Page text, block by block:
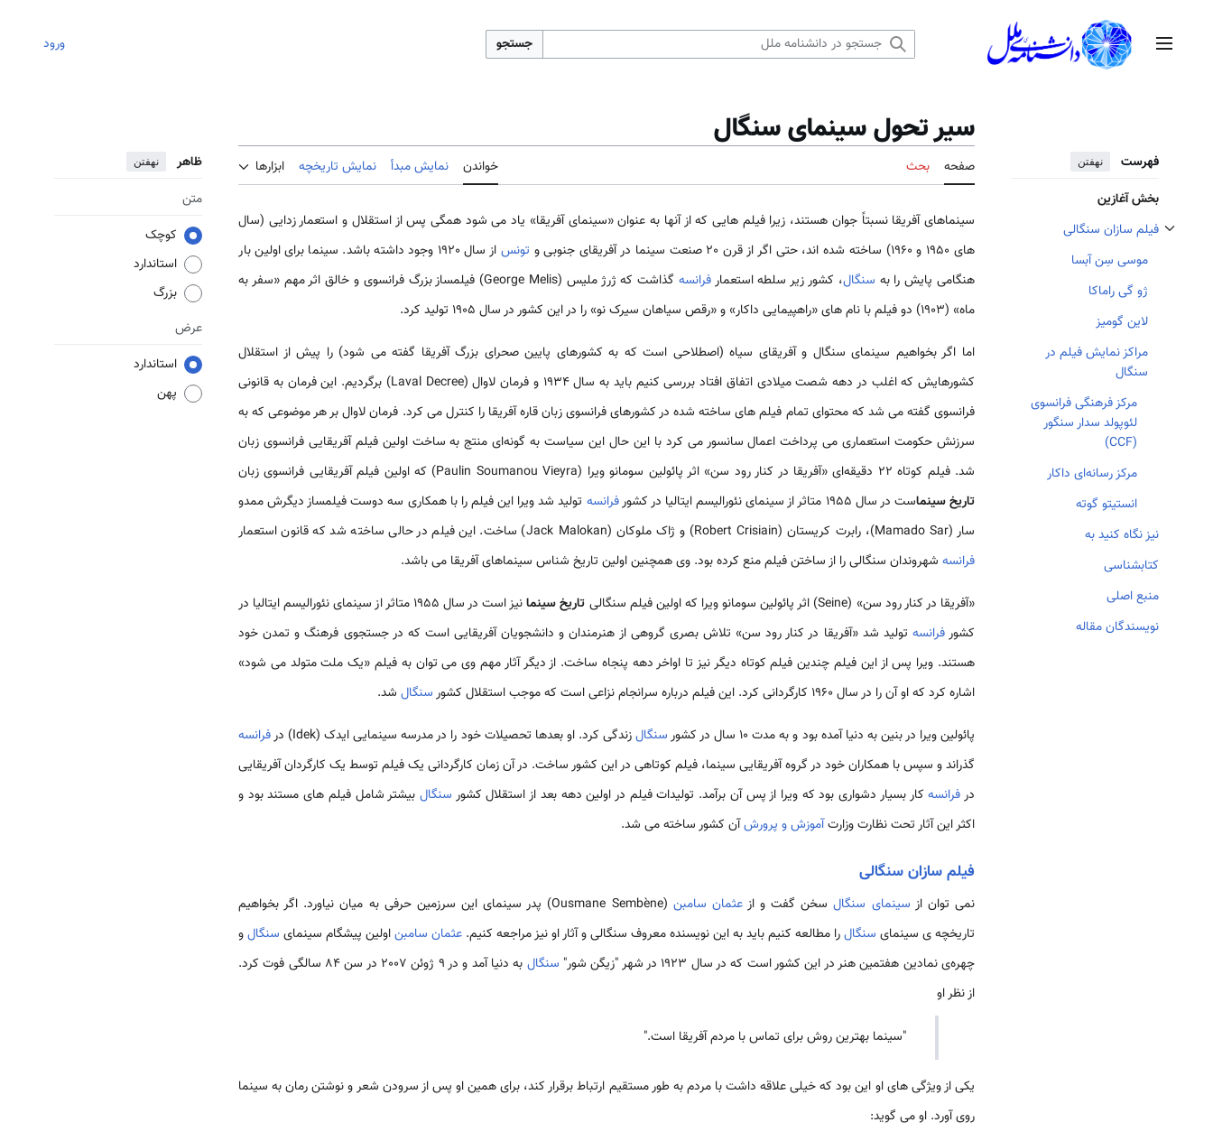
منوی اصلی جستجو ورود
فهرست نهفتن
بخش آغازین
فیلم سازان سنگالی
تغییر وضعیت زیربخش‌های فیلم سازان سنگالی
موسی سِن آبسا
ژو گی راماکا
لاین گومیز
مراکز نمایش فیلم در
سنگال
مرکز فرهنگی فرانسوی
لئوپولد سدار سنگور
(CCF)
مرکز رسانه‌ای داکار
انستیتو گوته
نیز نگاه کنید به
کتابشناسی
منبع اصلی
نویسندگان مقاله
سیر تحول سینمای سنگال
صفحه بحث خواندن نمایش مبدأ نمایش تاریخچه ابزارها ظاهر نهفتن
متن
کوچک
استاندارد
بزرگ
عرض
استاندارد
پهن
سینماهای آفریقا نسبتاً جوان هستند، زیرا فیلم هایی که از آنها به عنوان «سینمای آفریقا» یاد می شود همگی پس از استقلال و استعمار زدایی (سال
های 1950 و 1960) ساخته شده اند، حتی اگر از قرن 20 صنعت سینما در آفریقای جنوبی و
تونس
از سال 1920 وجود داشته باشد. سینما برای اولین بار
هنگامی پایش را به سنگال، کشور زیر سلطه استعمارفرانسه
گذاشت که ژرژ ملیس (George Melis) فیلمساز بزرگ فرانسوی و خالق اثر مهم «سفر به
ماه» (۱۹۰۳) دو فیلم با نام های «راهپیمایی داکار» و «رقص سیاهان سیرک نو» را در این کشور در سال ۱۹۰۵ تولید کرد.
اما اگر بخواهیم سینمای سنگال و آفریقای سیاه (اصطلاحی است که به کشورهای پایین صحرای بزرگ آفریقا گفته می شود) را پیش از استقلال
کشورهایش که اغلب در دهه شصت میلادی اتفاق افتاد بررسی کنیم باید به سال ۱۹۳۴ و فرمان لاوال (Laval Decree) برگردیم. این فرمان به قانونی
فرانسوی گفته می شد که محتوای تمام فیلم های ساخته شده در کشورهای فرانسوی زبان قاره آفریقا را کنترل می کرد. فرمان لاوال بر هر موضوعی که به
سرزنش حکومت استعماری می پرداخت اعمال سانسور می کرد با این حال این سیاست به گونه‌ای منتج به ساخت اولین فیلم آفریقایی فرانسوی زبان
شد. فیلم کوتاه ۲۲ دقیقه‌ای «آفریقا در کنار رود سن» اثر پائولین سومانو ویرا (Paulin Soumanou Vieyra) که اولین فیلم آفریقایی فرانسوی زبان
تاریخ سینماست در سال ۱۹۵۵ متاثر از سینمای نئورالیسم ایتالیا در کشور فرانسه تولید شد ویرا این فیلم را با همکاری سه دوست فیلمساز دیگرش ممدو
سار (Mamado Sar)، رابرت کریستان (Robert Crisiain) و ژاک ملوکان (Jack Malokan) ساخت. این فیلم در حالی ساخته شد که قانون استعمار
فرانسه شهروندان سنگالی را از ساختن فیلم منع کرده بود. وی همچنین اولین تاریخ شناس سینماهای آفریقا می باشد.
«آفریقا در کنار رود سن» (Seine) اثر پائولین سومانو ویرا که اولین فیلم سنگالی تاریخ سینما
نیز است در سال ۱۹۵۵ متاثر از سینمای نئورالیسم ایتالیا در
کشورفرانسه تولید شد «آفریقا در کنار رود سن» تلاش بصری گروهی از هنرمندان و دانشجویان آفریقایی است که در جستجوی فرهنگ و تمدن خود
هستند. ویرا پس از این فیلم چندین فیلم کوتاه دیگر نیز تا اواخر دهه پنجاه ساخت. از دیگر آثار مهم وی می توان به فیلم «یک ملت متولد می شود»
اشاره کرد که او آن را در سال ۱۹۶۰ کارگردانی کرد. این فیلم درباره سرانجام نزاعی است که موجب استقلال کشور
سنگال شد.
پائولین ویرا در بنین به دنیا آمده بود و به مدت ۱۰ سال در کشور سنگالزندگی کرد. او بعدها تحصیلات خود را در مدرسه سینمایی ایدک (Idek) در
فرانسه
گذراند و سپس با همکاران خود در گروه آفریقایی سینما، فیلم کوتاهی در این کشور ساخت. در آن زمان کارگردانی یک فیلم توسط یک کارگردان آفریقایی
درفرانسهکار بسیار دشواری بود که ویرا از پس آن برآمد. تولیدات فیلم در اولین دهه بعد از استقلال کشور سنگال بیشتر شامل فیلم های مستند بود و
اکثر این آثار تحت نظارت وزارتآموزش و پرورشآن کشور ساخته می شد.
فیلم سازان سنگالی
نمی توان از سینمای سنگالسخن گفت و ازعثمان ‌سامبن
(Ousmane Sembène) پدر سینمای این سرزمین حرفی به میان نیاورد. اگر بخواهیم
تاریخچه‎ ی سینمای
سنگالرا مطالعه کنیم باید به این نویسنده معروف سنگالی و آثار او نیز مراجعه کنیم. عثمان ‌سامبناولین پیشگام سینمای سنگالو
چهره‌ی نمادین هفتمین هنر در این کشور است که در سال 1923 در شهر "زیگن شور"
سنگال
به دنیا آمد و در 9 ژوئن 2007 در سن 84 سالگی فوت کرد.
از نظر او
"سینما بهترین روش برای تماس با مردم آفریقا است."
یکی از ویژگی های او این بود که خیلی علاقه داشت با مردم به طور مستقیم ارتباط برقرار کند، برای همین او پس از سرودن شعر و نوشتن رمان به سینما
روی آورد. او می گوید: